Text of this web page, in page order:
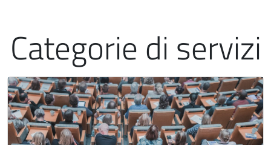
Categorie di servizi
Immagine